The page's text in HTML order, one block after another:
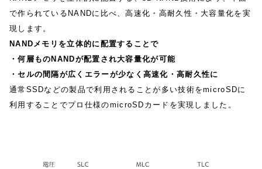
で作られているNANDに比べ、高速化・高耐久性・大容量化を実
現します。
NANDメモリを立体的に配置することで
・何層ものNANDが配置され大容量化が可能
・セルの間隔が広くエラーが少なく高速化・高耐久性に
通常SSDなどの製品で利用されることが多い技術をmicroSDに
利用することでプロ仕様のmicroSDカードを実現しました。